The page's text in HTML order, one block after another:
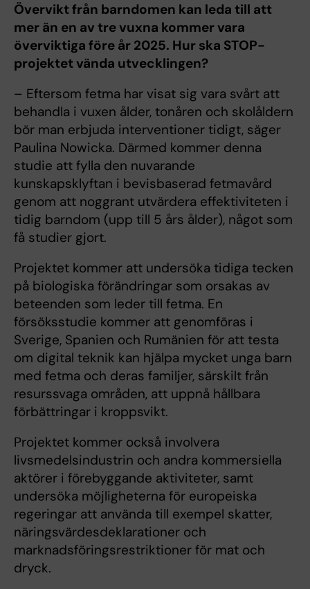
Övervikt från barndomen kan leda till att
mer än en av tre vuxna kommer vara
överviktiga före år 2025. Hur ska STOP-
projektet vända utvecklingen?
– Eftersom fetma har visat sig vara svårt att
behandla i vuxen ålder, tonåren och skolåldern
bör man erbjuda interventioner tidigt, säger
Paulina Nowicka. Därmed kommer denna
studie att fylla den nuvarande
kunskapsklyftan i bevisbaserad fetmavård
genom att noggrant utvärdera effektiviteten i
tidig barndom (upp till 5 års ålder), något som
få studier gjort.
Projektet kommer att undersöka tidiga tecken
på biologiska förändringar som orsakas av
beteenden som leder till fetma. En
försöksstudie kommer att genomföras i
Sverige, Spanien och Rumänien för att testa
om digital teknik kan hjälpa mycket unga barn
med fetma och deras familjer, särskilt från
resurssvaga områden, att uppnå hållbara
förbättringar i kroppsvikt.
Projektet kommer också involvera
livsmedelsindustrin och andra kommersiella
aktörer i förebyggande aktiviteter, samt
undersöka möjligheterna för europeiska
regeringar att använda till exempel skatter,
näringsvärdesdeklarationer och
marknadsföringsrestriktioner för mat och
dryck.